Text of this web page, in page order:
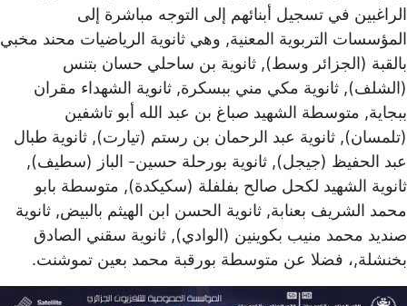
الراغبين في تسجيل أبنائهم إلى التوجه مباشرة إلى
المؤسسات التربوية المعنية, وهي ثانوية الرياضيات محند مخبي
بالقبة (الجزائر وسط), ثانوية بن ساحلي حسان بتنس
(الشلف), ثانوية مكي مني ببسكرة, ثانوية الشهداء مقران
ببجاية, متوسطة الشهيد صباغ بن عبد الله أبو تاشفين
(تلمسان), ثانوية عبد الرحمان بن رستم (تيارت), ثانوية طبال
عبد الحفيظ (جيجل), ثانوية بورحلة حسين- الباز (سطيف),
ثانوية الشهيد لكحل صالح بفلفلة (سكيكدة), متوسطة بابو
محمد الشريف بعنابة, ثانوية الحسن ابن الهيثم بالبيض, ثانوية
صنديد محمد منيب بكوينين (الوادي), ثانوية سقني الصادق
بخنشلة,، فضلا عن متوسطة بورقبة محمد بعين تموشنت.